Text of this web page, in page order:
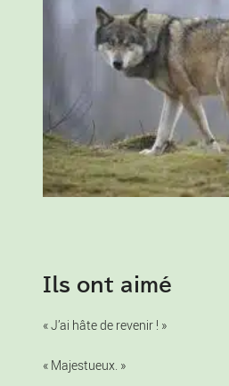
Ils ont aimé
« J’ai hâte de revenir ! »
« Majestueux. »